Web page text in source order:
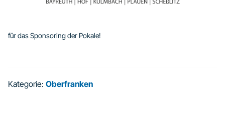
für das Sponsoring der Pokale!
Kategorie: Oberfranken